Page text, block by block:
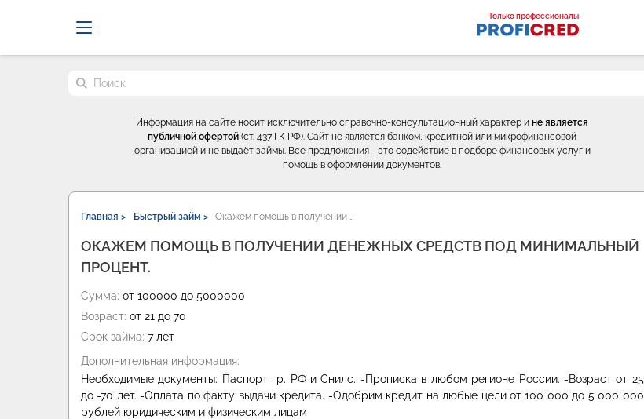
Только профессионалы
Поиск по сайту
Информация на сайте носит исключительно справочно-консультационный характер ине является
публичной офертой (ст. 437 ГК РФ). Сайт не является банком, кредитной или микрофинансовой
организацией и не выдаёт займы. Все предложения - это содействие в подборе финансовых услуг и
помощь в оформлении документов.
Главная > Быстрый займ > Окажем помощь в получении …
ОКАЖЕМ ПОМОЩЬ В ПОЛУЧЕНИИ ДЕНЕЖНЫХ СРЕДСТВ ПОД МИНИМАЛЬНЫЙ
ПРОЦЕНТ.
Сумма: от 100000 до 5000000
Возраст: от 21 до 70
Срок займа: 7 лет
Дополнительная информация:
Необходимые документы: Паспорт гр. РФ и Снилс. -Прописка в любом регионе России. -Возраст от 25
до -70 лет. -Оплата по факту выдачи кредита. -Одобрим кредит на любые цели от 100 000 до 5 000 000
рублей юридическим и физическим лицам